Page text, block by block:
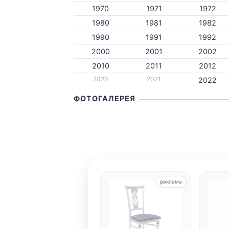
1970 1971
1972
1980
1981
1982
1990
1991
1992
2000
2001
2002
2010
2011 2012
2020 2021 2022
ФОТОГАЛЕРЕЯ
реклама